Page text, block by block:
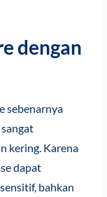
dengan
sebenarnya
kering. Karena
dapat
bahkan